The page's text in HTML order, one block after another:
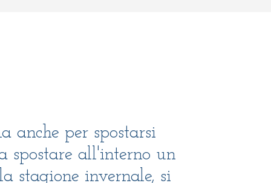
anche per spostarsi
spostare all'interno un
stagione invernale, si